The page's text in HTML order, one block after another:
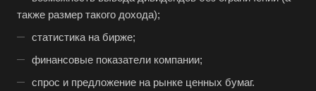
также размер такого дохода);
статистика на бирже;
финансовые показатели компании;
спрос и предложение на рынке ценных бумаг.